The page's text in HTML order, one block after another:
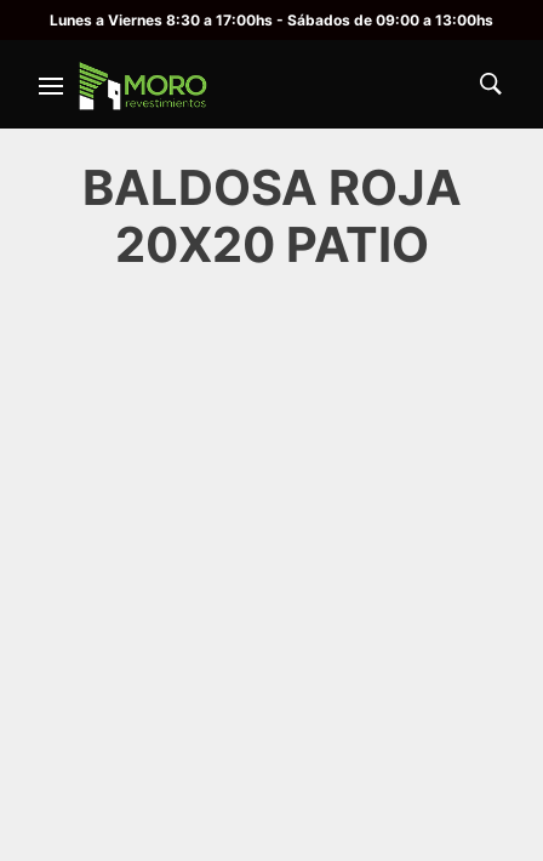
Lunes a Viernes 8:30 a 17:00hs - Sábados de 09:00 a 13:00hs
BALDOSA ROJA
20X20 PATIO